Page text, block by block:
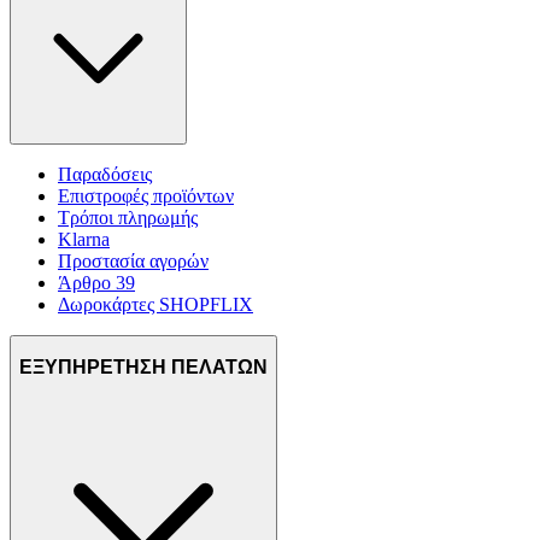
Παραδόσεις
Επιστροφές προϊόντων
Τρόποι πληρωμής
Klarna
Προστασία αγορών
Άρθρο 39
Δωροκάρτες SHOPFLIX
ΕΞΥΠΗΡΕΤΗΣΗ ΠΕΛΑΤΩΝ